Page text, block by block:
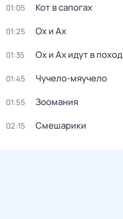
01:05 Кот в сапогах
01:25 Ох и Ах
01:35 Ох и Ах идут в поход
01:45 Чучело-мяучело
01:55 Зоомания
02:15 Смешарики